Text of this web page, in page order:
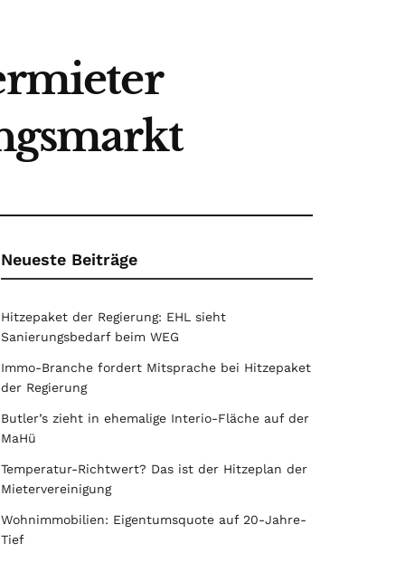
Neueste Beiträge
Hitzepaket der Regierung: EHL sieht
Sanierungsbedarf beim WEG
Immo-Branche fordert Mitsprache bei Hitzepaket
der Regierung
Butler’s zieht in ehemalige Interio-Fläche auf der
MaHü
Temperatur-Richtwert? Das ist der Hitzeplan der
Mietervereinigung
Wohnimmobilien: Eigentumsquote auf 20-Jahre-
Tief